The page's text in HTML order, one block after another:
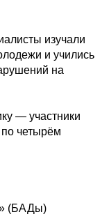
изучали
и учились
на
— участники
по четырём
(БАДы)